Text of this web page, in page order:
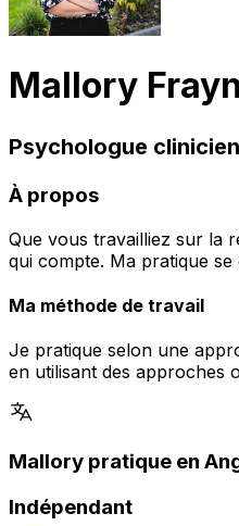
Mallory Frayn
Psychologue
À propos
Que vous travailliez sur la
qui compte. Ma pratique
Ma méthode de travail
Je pratique selon une
en utilisant des approches
Mallory pratique en
Indépendant